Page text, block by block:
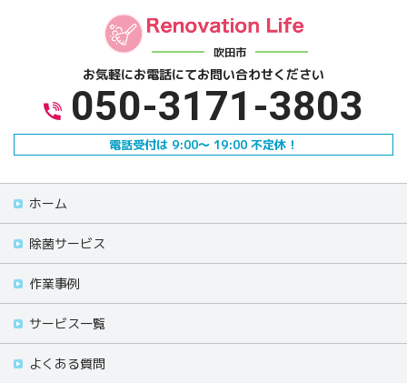
吹田市
お気軽にお電話にてお問い合わせください
050-3171-3803
電話受付は 9:00～ 19:00 不定休！
ホーム
除菌サービス
作業事例
サービス一覧
よくある質問